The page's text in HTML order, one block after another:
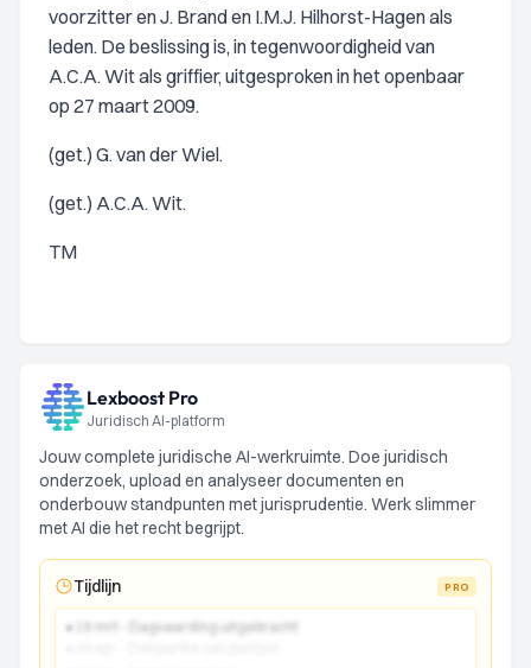
voorzitter en J. Brand en I.M.J. Hilhorst-Hagen als
leden. De beslissing is, in tegenwoordigheid van
A.C.A. Wit als griffier, uitgesproken in het openbaar
op 27 maart 2009.
(get.) G. van der Wiel.
(get.) A.C.A. Wit.
TM
Lexboost Pro
Juridisch AI-platform
Jouw complete juridische AI-werkruimte. Doe juridisch
onderzoek, upload en analyseer documenten en
onderbouw standpunten met jurisprudentie. Werk slimmer
met AI die het recht begrijpt.
Tijdlijn PRO
● 15 mrt - Dagvaarding uitgebracht